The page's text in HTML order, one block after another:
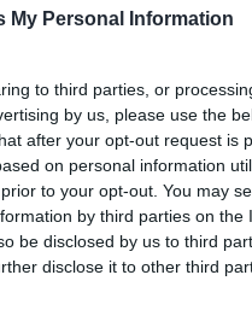
My Personal Information
to third parties, or
by us, please use the
after your opt-out request is
on personal information
to your opt-out. You may
by third parties on the
be disclosed by us to third
disclose it to other third
report di funzionamento al